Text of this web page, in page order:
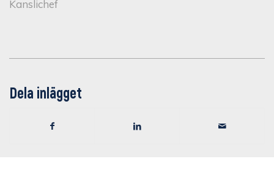
Kanslichef
Dela inlägget